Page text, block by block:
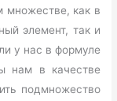
множестве, как в
элемент, так и
у нас в формуле
нам в качестве
подмножество